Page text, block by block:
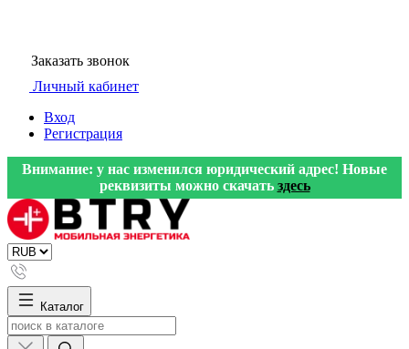
Заказать звонок
Личный кабинет
Вход
Регистрация
Внимание: у нас изменился юридический адрес! Новые
реквизиты можно скачать здесь
Каталог